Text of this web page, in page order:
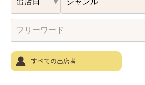
すべての出店者